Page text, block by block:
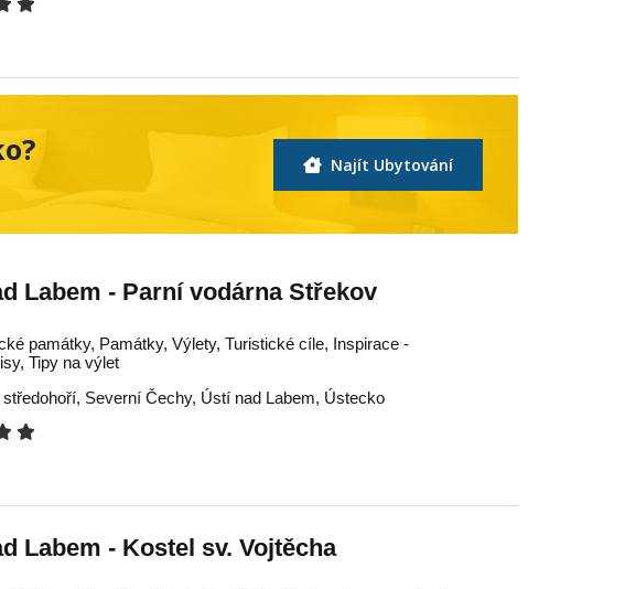
Najít Ubytování
Labem - Parní vodárna Střekov
památky, Památky, Výlety, Turistické cíle, Inspirace -
Tipy na výlet
, Severní Čechy, Ústí nad Labem, Ústecko
Labem - Kostel sv. Vojtěcha